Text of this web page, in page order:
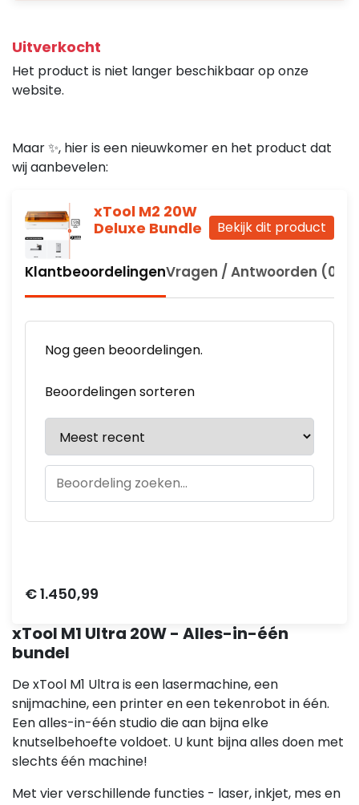
€ 1.866,66ex.
€ 0,00ex. BTW
Uitverkocht
Het product is niet langer beschikbaar op onze
website.
Maar ✨, hier is een nieuwkomer en het product dat
wij aanbevelen:
Bekijk dit product
xTool M2 20W
Deluxe Bundle
KlantbeoordelingenVragen / Antwoorden (0)
Nog geen beoordelingen.
Beoordelingen sorteren
Prijs
€ 1.450,99
xTool M1 Ultra 20W - Alles-in-één
bundel
De xTool M1 Ultra is een lasermachine, een
snijmachine, een printer en een tekenrobot in één.
Een alles-in-één studio die aan bijna elke
knutselbehoefte voldoet. U kunt bijna alles doen met
slechts één machine!
Met vier verschillende functies - laser, inkjet, mes en